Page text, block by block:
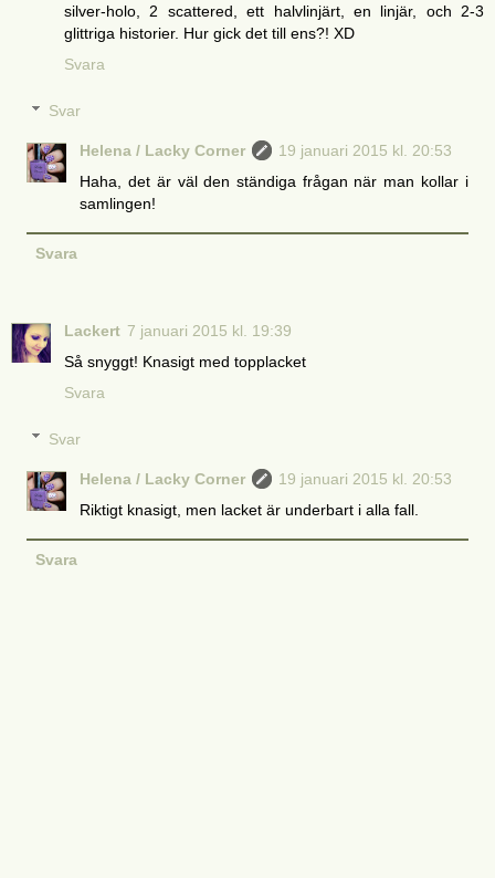
silver-holo, 2 scattered, ett halvlinjärt, en linjär, och 2-3
glittriga historier. Hur gick det till ens?! XD
Svara
Svar
Helena / Lacky Corner
19 januari 2015 kl. 20:53
Haha, det är väl den ständiga frågan när man kollar i
samlingen!
Svara
Lackert 7 januari 2015 kl. 19:39
Så snyggt! Knasigt med topplacket
Svara
Svar
Helena / Lacky Corner
19 januari 2015 kl. 20:53
Riktigt knasigt, men lacket är underbart i alla fall.
Svara